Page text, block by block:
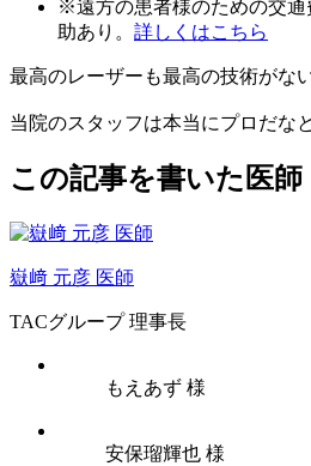
※遠方の患者様のための交通
助あり。 詳しくはこちら
最高のレーザーも最高の技術がな
当院のスタッフは本当にプロだな
この記事を書いた医師
嶽﨑 元彦 医師
TACグループ 理事長
もえあず 様
安保瑠輝也 様